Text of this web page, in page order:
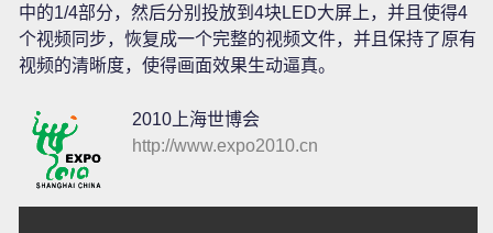
中的1/4部分，然后分别投放到4块LED大屏上，并且使得4
个视频同步，恢复成一个完整的视频文件，并且保持了原有
视频的清晰度，使得画面效果生动逼真。
2010上海世博会
http://www.expo2010.cn